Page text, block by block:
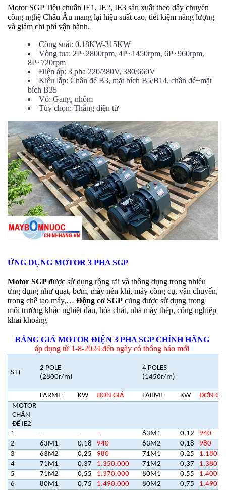
Motor SGP Tiêu chuẩn IE1, IE2, IE3 sản xuất theo dây chuyền
công nghệ Châu Âu mang lại hiệu suất cao, tiết kiệm năng lượng
và giảm chi phí vận hành.
Công suất: 0.18KW-315KW
Vòng tua: 2P~2800rpm, 4P~1450rpm, 6P~960rpm,
8P~720rpm
Điện áp: 3 pha 220/380V, 380/660V
Kiểu lắp: Chân đế B3, mặt bích B5/B14, chân đế+mặt
bích B35
Vỏ: Gang, nhôm
Tùy chọn: Thắng điện từ
ỨNG DỤNG MOTOR 3 PHA SGP
Motor SGP được sử dụng rộng rãi và thông dụng trong nhiều
ứng dụng như quạt, bơm, máy nén khí, máy công cụ, vận chuyển,
trong chế tạo máy,… Động cơ SGP cũng được sử dụng trong
môi trường khắc nghiệt dầu, hóa chất, nhà máy thép, công nghiệp
khai khoáng
BẢNG GIÁ MOTOR ĐIỆN 3 PHA SGP CHÍNH HÃNG
áp dụng từ 1-8-2024 đến ngày có thông báo mới
STT
2 POLE
(2800r/m)
4 POLES
(1450r/m)
FARME KW ĐƠN GIÁ FARME KW
ĐƠN GIÁ
MOTOR
CHÂN
ĐẾ IE2
1
- - - 63M1 0,12
940
2
63M1 0,18 940 63M2 0,18
980
3
63M2 0,25 980 71M1 0,25
4
71M1 0,37 1.350.000 71M2 0,37
5
71M2 0,55 1.370.000 80M1 0,55
6
80M1 0,75 1.490.000 80M2 0,75